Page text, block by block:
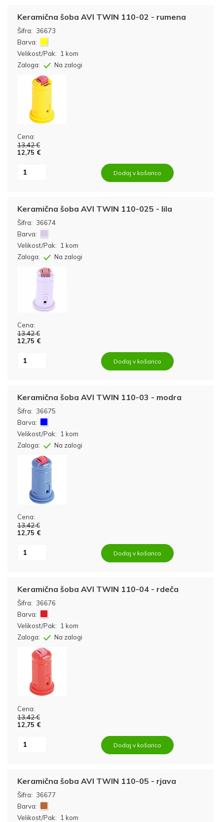
Šifra: 36673
Keramična šoba AVI TWIN 110-02 - rumena
Barva:
Velikost/Pak:
1 kom
Zaloga:
Na zalogi
Cena:
13,42 €
12,75 €
Dodaj v košarico
Šifra: 36674
Keramična šoba AVI TWIN 110-025 - lila
Barva:
Velikost/Pak:
1 kom
Zaloga:
Na zalogi
Cena:
13,42 €
12,75 €
Dodaj v košarico
Šifra: 36675
Keramična šoba AVI TWIN 110-03 - modra
Barva:
Velikost/Pak:
1 kom
Zaloga:
Na zalogi
Cena:
13,42 €
12,75 €
Dodaj v košarico
Šifra: 36676
Keramična šoba AVI TWIN 110-04 - rdeča
Barva:
Velikost/Pak:
1 kom
Zaloga:
Na zalogi
Cena:
13,42 €
12,75 €
Dodaj v košarico
Šifra: 36677
Keramična šoba AVI TWIN 110-05 - rjava
Barva:
Velikost/Pak:
1 kom